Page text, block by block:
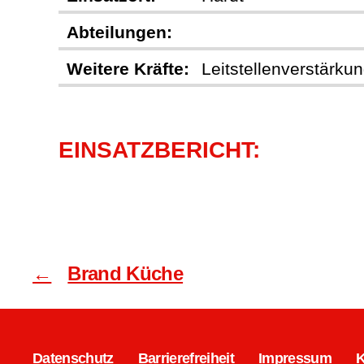
Abteilungen:
Weitere Kräfte:
EINSATZBERICHT:
← Brand Küche
Datenschutz Barrierefreiheit Impressum